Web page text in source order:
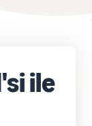
ile